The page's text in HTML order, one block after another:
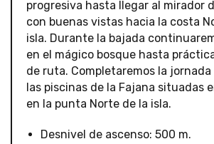
progresiva hasta llegar al mirador
con buenas vistas hacia la costa
isla. Durante la bajada
en el mágico bosque hasta
de ruta. Completaremos la
las piscinas de la Fajana situadas
en la punta Norte de la isla.
Desnivel de ascenso: 500 m.